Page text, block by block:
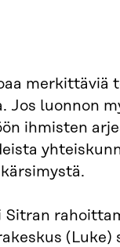
merkittäviä
Jos luonnon
ihmisten
Sitran
(Luke)